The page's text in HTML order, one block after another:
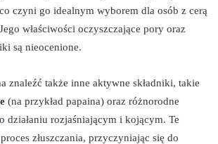
czyni go idealnym wyborem dla osób z cerą
właściwości oczyszczające pory oraz
są nieocenione.
znaleźć także inne aktywne składniki, takie
(na przykład papaina) oraz różnorodne
o działaniu rozjaśniającym i kojącym. Te
złuszczania, przyczyniając się do